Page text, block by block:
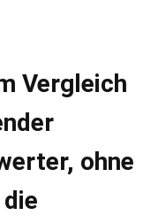
Vergleich
ohne